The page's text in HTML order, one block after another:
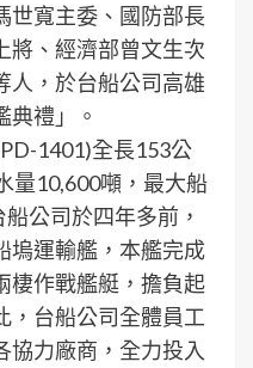
世寬主委、國防部長
將、經濟部曾文生次
人，於台船公司高雄
典禮」。
1401)全長153公
量10,600噸，最大船
公司於四年多前，
塢運輸艦，本艦完成
棲作戰艦艇，擔負起
，台船公司全體員工
協力廠商，全力投入